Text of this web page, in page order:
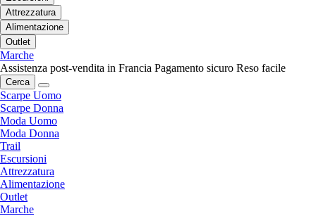
Attrezzatura
Alimentazione
Outlet
Marche
Assistenza post-vendita in Francia Pagamento sicuro Reso facile
Cerca
Scarpe Uomo
Scarpe Donna
Moda Uomo
Moda Donna
Trail
Escursioni
Attrezzatura
Alimentazione
Outlet
Marche